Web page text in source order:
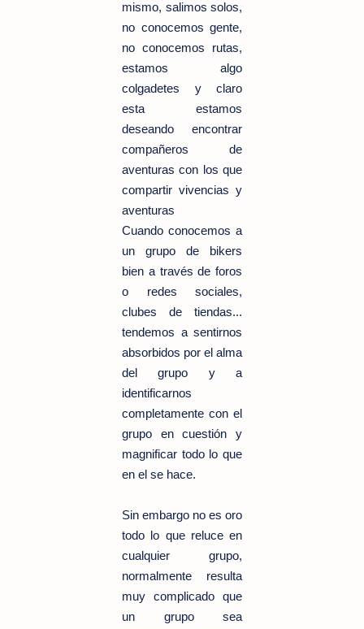
mismo, salimos solos,
no conocemos gente,
no conocemos rutas,
estamos algo
colgadetes y claro
esta estamos
deseando encontrar
compañeros de
aventuras con los que
compartir vivencias y
aventuras
Cuando conocemos a
un grupo de bikers
bien a través de foros
o redes sociales,
clubes de tiendas...
tendemos a sentirnos
absorbidos por el alma
del grupo y a
identificarnos
completamente con el
grupo en cuestión y
magnificar todo lo que
en el se hace.
Sin embargo no es oro
todo lo que reluce en
cualquier grupo,
normalmente resulta
muy complicado que
un grupo sea